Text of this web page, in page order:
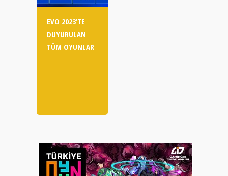
EVO 2023’TE
DUYURULAN
TÜM OYUNLAR